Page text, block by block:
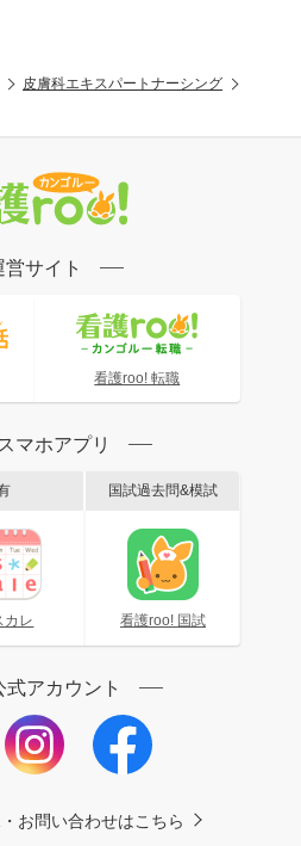
皮膚科エキスパートナーシング
営サイト
看護roo! 転職
マホアプリ
カレ
国試過去問&模試
看護roo! 国試
式アカウント
お問い合わせはこちら